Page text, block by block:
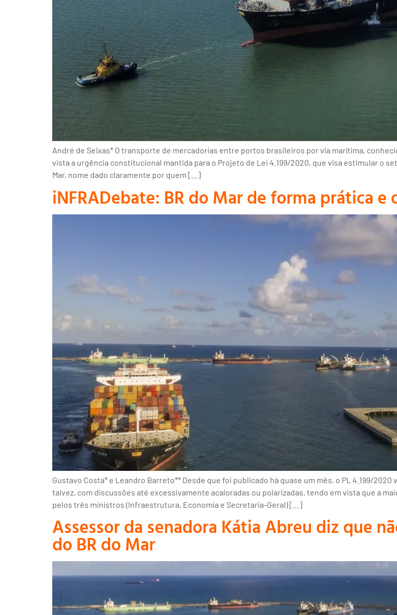
André de Seixas* O transporte de mercadorias entre portos brasileiros por via marítima,
vista a urgência constitucional mantida para o Projeto de Lei 4.199/2020, que visa estimular o
Mar, nome dado claramente por quem […]
iNFRADebate: BR do Mar de forma prática e
Gustavo Costa* e Leandro Barreto** Desde que foi publicado há quase um mês, o PL 4.199/
talvez, com discussões até excessivamente acaloradas ou polarizadas, tendo em vista que a
pelos três ministros (Infraestrutura, Economia e Secretaria-Geral) […]
Assessor da senadora Kátia Abreu diz que
do BR do Mar